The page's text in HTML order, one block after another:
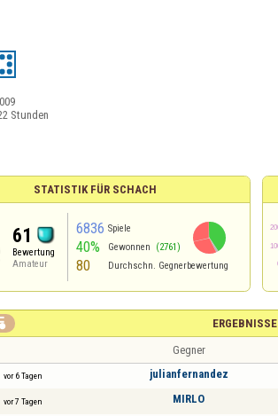
Stunden
STATISTIK FÜR SCHACH
61
Bewertung
Amateur
6836 Spiele
40% Gewonnen (2761)
80 Durchschn. Gegnerbewertung
ERGEBNISSE
Gegner
vor 6 Tagen julianfernandez
vor 7 Tagen MIRLO